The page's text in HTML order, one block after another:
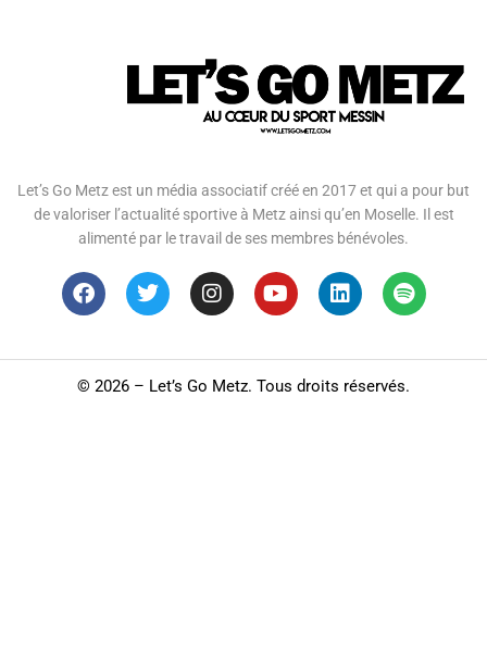
Let’s Go Metz est un média associatif créé en 2017 et qui a pour but
de valoriser l’actualité sportive à Metz ainsi qu’en Moselle. Il est
alimenté par le travail de ses membres bénévoles.
© 2026 – Let’s Go Metz. Tous droits réservés.